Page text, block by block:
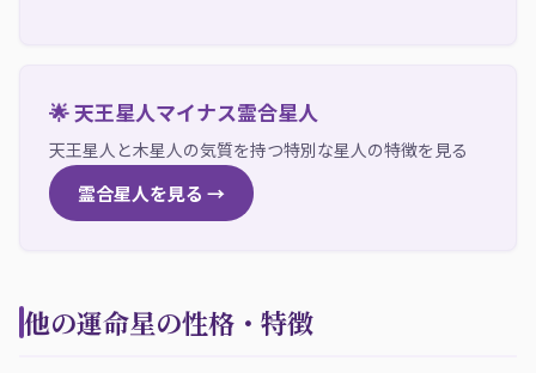
🌟 天王星人マイナス霊合星人
天王星人と木星人の気質を持つ特別な星人の特徴を見る
霊合星人を見る →
他の運命星の性格・特徴